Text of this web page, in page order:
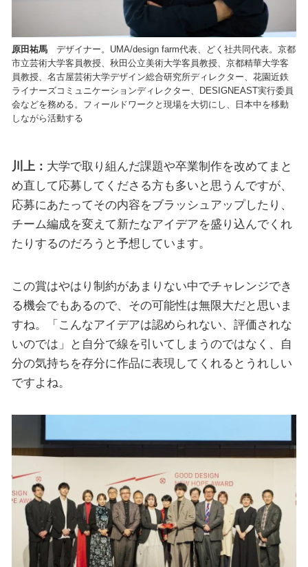
原田祐馬デザイナー。UMA/design farm代表、どく社共同代表。京都
市立芸術大学客員教授、秋田公立美術大学客員教授、京都精華大学客
員教授、名古屋芸術大学デザイン総合研究所ディレクター、花園近鉄
ライナーズコミュニケーションディレクター、DESIGNEAST実行委員
会などを務める。フィールドワークと現場を大切にし、日本中を移動
しながら活動する
川上： 大学で取り組んだ課題や卒業制作を改めてまと
め直して応募してくださる方も多いと思うんですが、
応募にあたってその内容をブラッシュアップしたり、
チーム編成を変えて新たなアイデアを盛り込んでくれ
たりするのだろうと予想しています。
この賞はやはり制約があまりない中でチャレンジでき
る機会でもあるので、その可能性は無限大だと思いま
すね。「こんなアイデアは認められない、評価されな
いのでは」と自分で線を引いてしまうのではなく、自
分の気持ちを存分に作品に表現してくれるとうれしい
ですよね。